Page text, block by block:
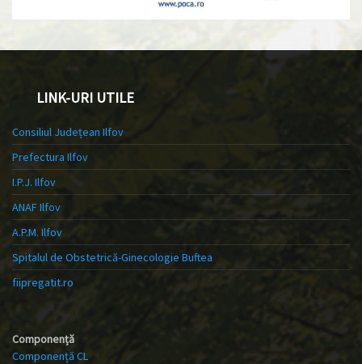
LINK-URI UTILE
Consiliul Județean Ilfov
Prefectura Ilfov
I.P.J. Ilfov
ANAF Ilfov
A.P.M. Ilfov
Spitalul de Obstetrică-Ginecologie Buftea
fiipregatit.ro
Componență
Componență CL